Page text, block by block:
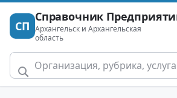
СП
Справочник
Архангельск и Архангельская
область